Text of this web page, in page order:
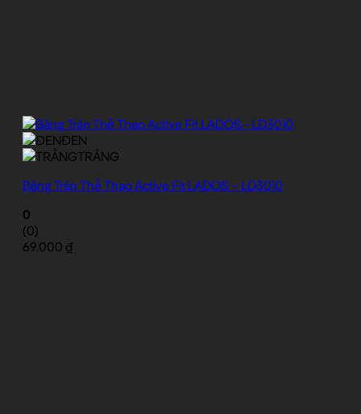
ĐEN
TRẮNG
Băng Trán Thể Thao Active Fit LADOS – LD3010
0
(0)
69.000 ₫